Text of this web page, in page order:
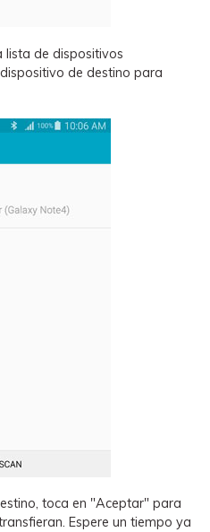
lista de dispositivos
de destino para
toca en "Aceptar" para
Espere un tiempo ya